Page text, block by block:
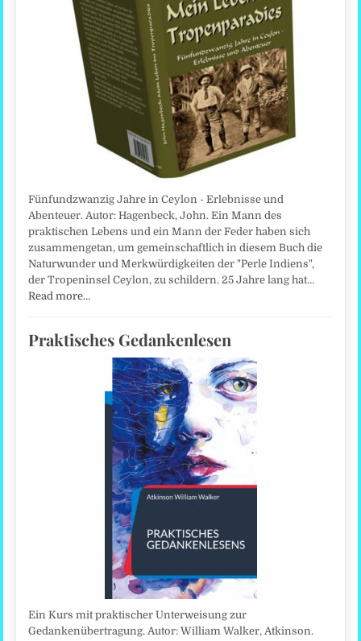
Fünfundzwanzig Jahre in Ceylon - Erlebnisse und
Abenteuer. Autor: Hagenbeck, John. Ein Mann des
praktischen Lebens und ein Mann der Feder haben sich
zusammengetan, um gemeinschaftlich in diesem Buch die
Naturwunder und Merkwürdigkeiten der "Perle Indiens",
der Tropeninsel Ceylon, zu schildern. 25 Jahre lang hat…
Read more…
Praktisches Gedankenlesen
Ein Kurs mit praktischer Unterweisung zur
Gedankenübertragung. Autor: William Walker, Atkinson.